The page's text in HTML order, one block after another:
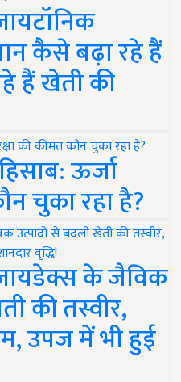
कैसे बढ़ा रहे हैं
हैं खेती की
ऊर्जा
चुका रहा है?
के जैविक
की तस्वीर,
उपज में भी हुई